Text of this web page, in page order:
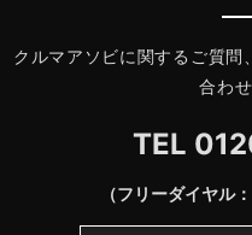
クルマアソビに関するご質
合わ
TEL
（フリーダイヤル